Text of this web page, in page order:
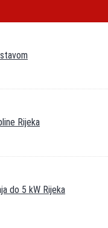
Rijeka
do 5 kW Rijeka